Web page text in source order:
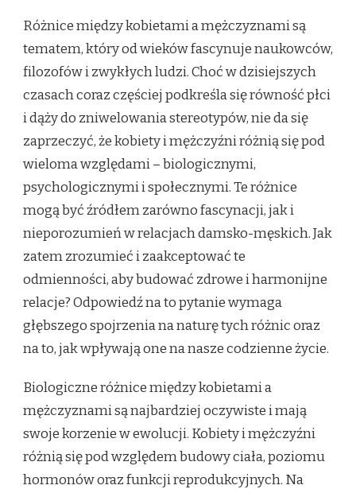
KOBIETAMI
MĘŻCZYZNAMI:
JAK
ZROZUMIEĆ
I
ZAAKCEPTOWAĆ
ODMIENNOŚCI
Różnice między kobietami a mężczyznami są
tematem, który od wieków fascynuje naukowców,
filozofów i zwykłych ludzi. Choć w dzisiejszych
czasach coraz częściej podkreśla się równość płci
i dąży do zniwelowania stereotypów, nie da się
zaprzeczyć, że kobiety i mężczyźni różnią się pod
wieloma względami – biologicznymi,
psychologicznymi i społecznymi. Te różnice
mogą być źródłem zarówno fascynacji, jak i
nieporozumień w relacjach damsko-męskich. Jak
zatem zrozumieć i zaakceptować te
odmienności, aby budować zdrowe i harmonijne
relacje? Odpowiedź na to pytanie wymaga
głębszego spojrzenia na naturę tych różnic oraz
na to, jak wpływają one na nasze codzienne życie.
Biologiczne różnice między kobietami a
mężczyznami są najbardziej oczywiste i mają
swoje korzenie w ewolucji. Kobiety i mężczyźni
różnią się pod względem budowy ciała, poziomu
hormonów oraz funkcji reprodukcyjnych. Na